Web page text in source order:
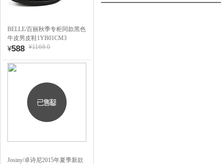
BELLE/百丽秋季专柜同款黑色
牛皮男皮鞋1YB01CM3
¥588 ¥1168.0
Josiny/卓诗尼2015年夏季新款